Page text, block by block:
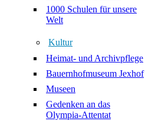
1000 Schulen für unsere
Welt
Kultur
Heimat- und Archivpflege
Bauernhofmuseum Jexhof
Museen
Gedenken an das
Olympia-Attentat